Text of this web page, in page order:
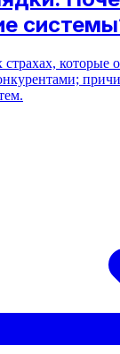
которые